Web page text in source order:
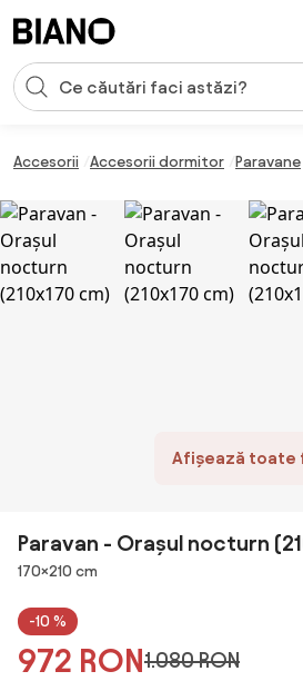
Introducerea căutării
Accesorii Accesorii dormitor Paravane
Afișează toate
Paravan - Orașul nocturn
Dimensiuni
170×210 cm
-10 %
972 RON1.080 RON